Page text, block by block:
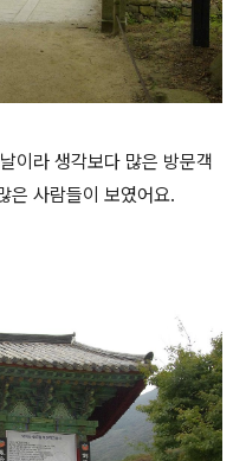
이라 생각보다 많은 방문객
은 사람들이 보였어요.